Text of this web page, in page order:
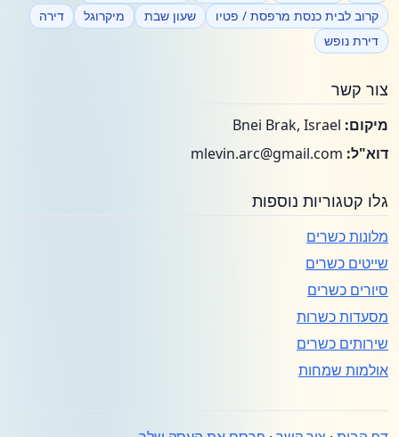
קרוב לבית כנסת מרפסת / פטיו
שעון שבת מיקרוגל
דירה
דירת נופש
צור קשר
מיקום:
דוא"ל: mlevin.arc@gmail.com
גלו קטגוריות נוספות
מלונות כשרים
שייטים כשרים
סיורים כשרים
מסעדות כשרות
שירותים כשרים
אולמות שמחות